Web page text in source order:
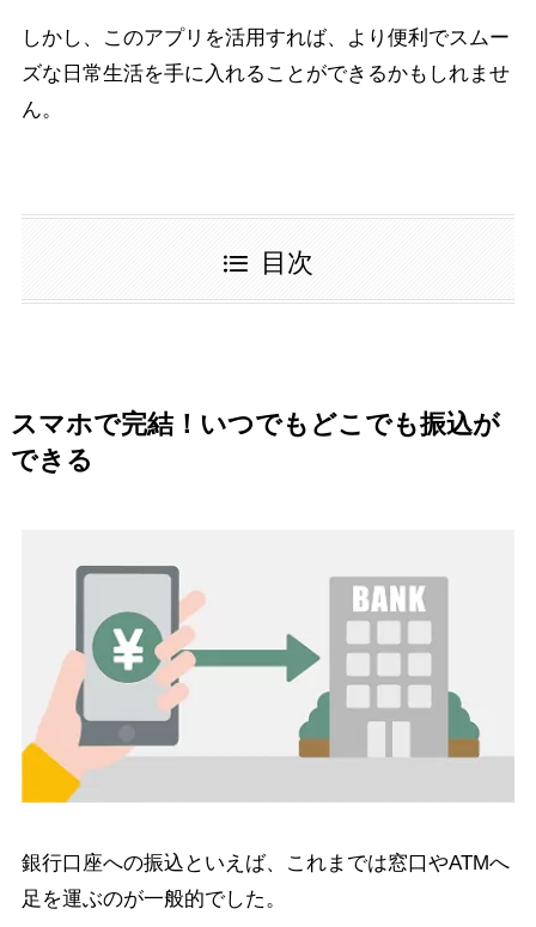
しかし、このアプリを活用すれば、より便利でスムー
ズな日常生活を手に入れることができるかもしれませ
ん。
目次
スマホで完結！いつでもどこでも振込が
できる
銀行口座への振込といえば、これまでは窓口やATMへ
足を運ぶのが一般的でした。